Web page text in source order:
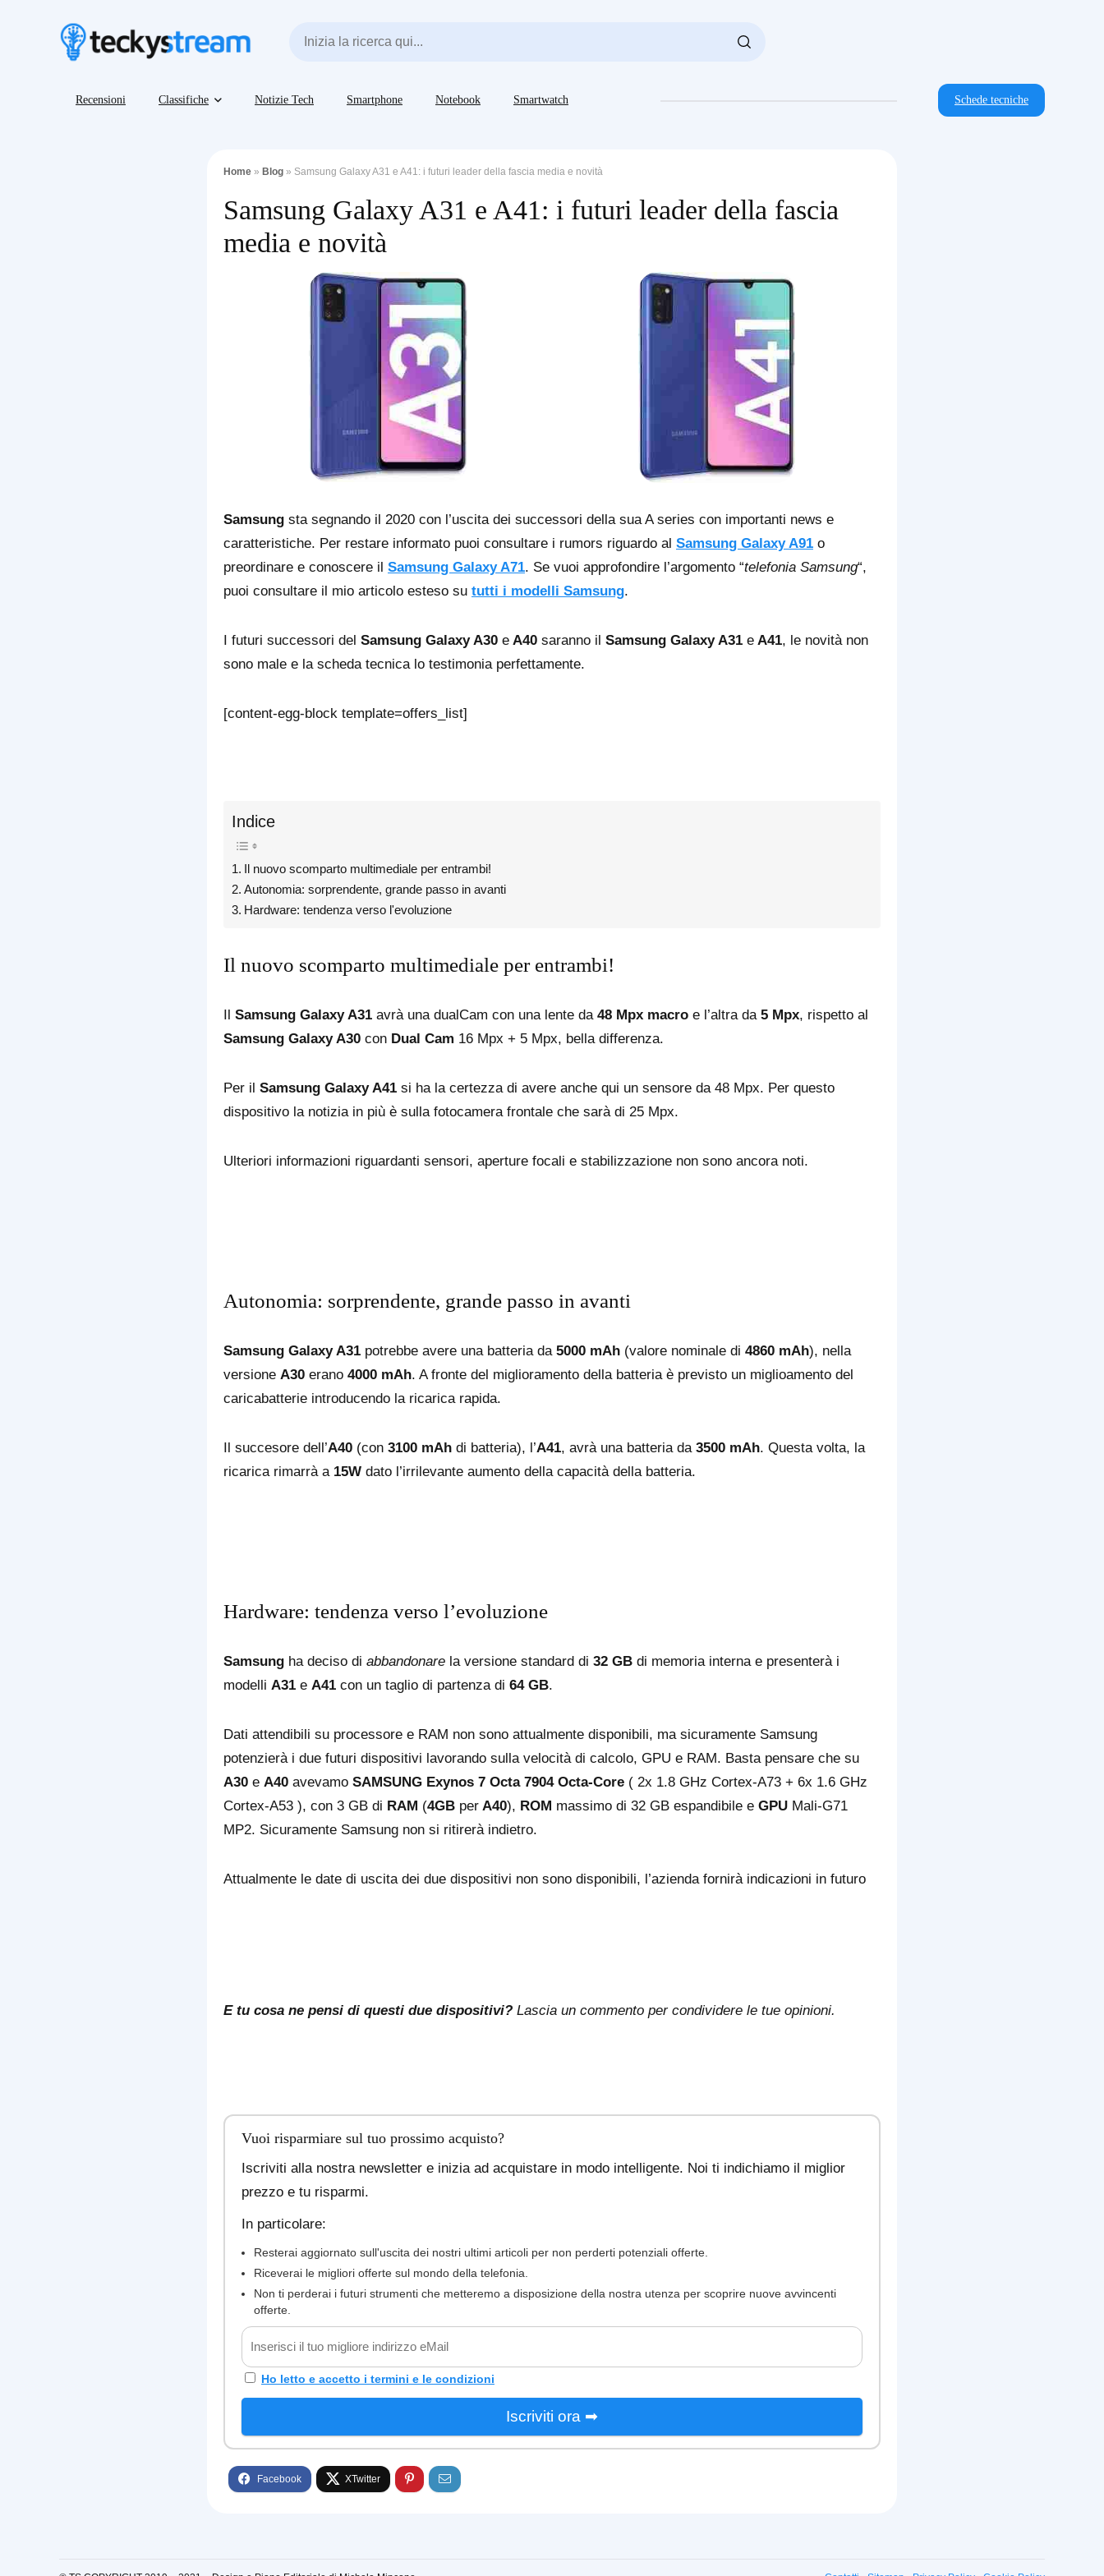
Recensioni Classifiche Notizie Tech Smartphone Notebook Smartwatch Schede tecniche
Home » Blog » Samsung Galaxy A31 e A41: i futuri leader della fascia media e novità
Samsung Galaxy A31 e A41: i futuri leader della fascia
media e novità
Samsung sta segnando il 2020 con l’uscita dei successori della sua A series con importanti news e
caratteristiche. Per restare informato puoi consultare i rumors riguardo al Samsung Galaxy A91 o
preordinare e conoscere il Samsung Galaxy A71. Se vuoi approfondire l’argomento “telefonia Samsung“,
puoi consultare il mio articolo esteso su tutti i modelli Samsung.
I futuri successori del Samsung Galaxy A30 e A40 saranno il Samsung Galaxy A31 e A41, le novità non
sono male e la scheda tecnica lo testimonia perfettamente.
[content-egg-block template=offers_list]
Indice
Il nuovo scomparto multimediale per entrambi!
Autonomia: sorprendente, grande passo in avanti
Hardware: tendenza verso l'evoluzione
Il nuovo scomparto multimediale per entrambi!
Samsung Galaxy A31 avrà una dualCam con una lente da 48 Mpx macro e l’altra da 5 Mpx, rispetto al
Samsung Galaxy A30 con Dual Cam 16 Mpx + 5 Mpx, bella differenza.
Per il Samsung Galaxy A41 si ha la certezza di avere anche qui un sensore da 48 Mpx. Per questo
dispositivo la notizia in più è sulla fotocamera frontale che sarà di 25 Mpx.
Ulteriori informazioni riguardanti sensori, aperture focali e stabilizzazione non sono ancora noti.
Autonomia: sorprendente, grande passo in avanti
Samsung Galaxy A31 potrebbe avere una batteria da 5000 mAh (valore nominale di 4860 mAh), nella
versione A30 erano 4000 mAh. A fronte del miglioramento della batteria è previsto un miglioamento del
caricabatterie introducendo la ricarica rapida.
Il succesore dell’A40 (con 3100 mAh di batteria), l’A41, avrà una batteria da 3500 mAh. Questa volta, la
ricarica rimarrà a 15W dato l’irrilevante aumento della capacità della batteria.
Hardware: tendenza verso l’evoluzione
Samsung ha deciso di abbandonare la versione standard di 32 GB di memoria interna e presenterà i
modelli A31 e A41 con un taglio di partenza di 64 GB.
Dati attendibili su processore e RAM non sono attualmente disponibili, ma sicuramente Samsung
potenzierà i due futuri dispositivi lavorando sulla velocità di calcolo, GPU e RAM. Basta pensare che su
A30 e A40 avevamo SAMSUNG Exynos 7 Octa 7904 Octa-Core ( 2x 1.8 GHz Cortex-A73 + 6x 1.6 GHz
Cortex-A53 ), con 3 GB di RAM (4GB per A40), ROM massimo di 32 GB espandibile e GPU Mali-G71
MP2. Sicuramente Samsung non si ritirerà indietro.
Attualmente le date di uscita dei due dispositivi non sono disponibili, l’azienda fornirà indicazioni in futuro
E tu cosa ne pensi di questi due dispositivi? Lascia un commento per condividere le tue opinioni.
Vuoi risparmiare sul tuo prossimo acquisto?
Iscriviti alla nostra newsletter e inizia ad acquistare in modo intelligente. Noi ti indichiamo il miglior
prezzo e tu risparmi.
In particolare:
Resterai aggiornato sull'uscita dei nostri ultimi articoli per non perderti potenziali offerte.
Riceverai le migliori offerte sul mondo della telefonia.
Non ti perderai i futuri strumenti che metteremo a disposizione della nostra utenza per scoprire nuove avvincenti
offerte.
Ho letto e accetto i termini e le condizioni